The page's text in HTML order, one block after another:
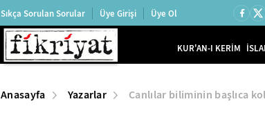
Sıkça Sorulan Sorular Üye Girişi Üye Ol
KUR'AN-I KERİM
Anasayfa Yazarlar Canlılar biliminin başlıca